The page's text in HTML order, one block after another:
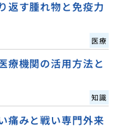
返す腫れ物と免疫力
医療
療機関の活用方法と
知識
痛みと戦い専門外来